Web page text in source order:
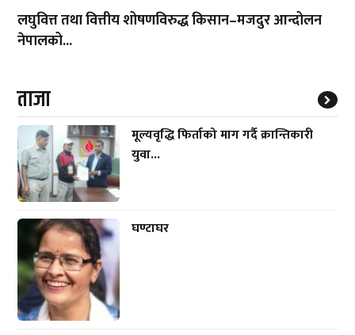
लघुवित्त तथा वित्तीय शोषणविरुद्ध किसान–मजदुर आन्दोलन
नेपालको...
ताजा
मूल्यवृद्धि फिर्ताको माग गर्दै क्रान्तिकारी
युवा...
घण्टाघर